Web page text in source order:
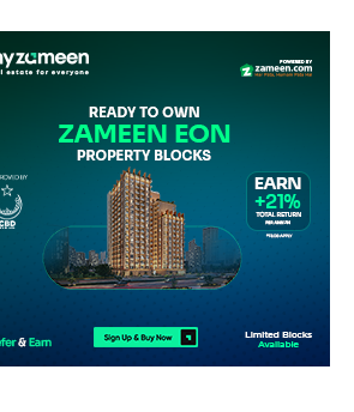
دکانات
44.23 لاکھ
-1.46 کروڑ
0.5 مرلہ
-1.5 مرلہ